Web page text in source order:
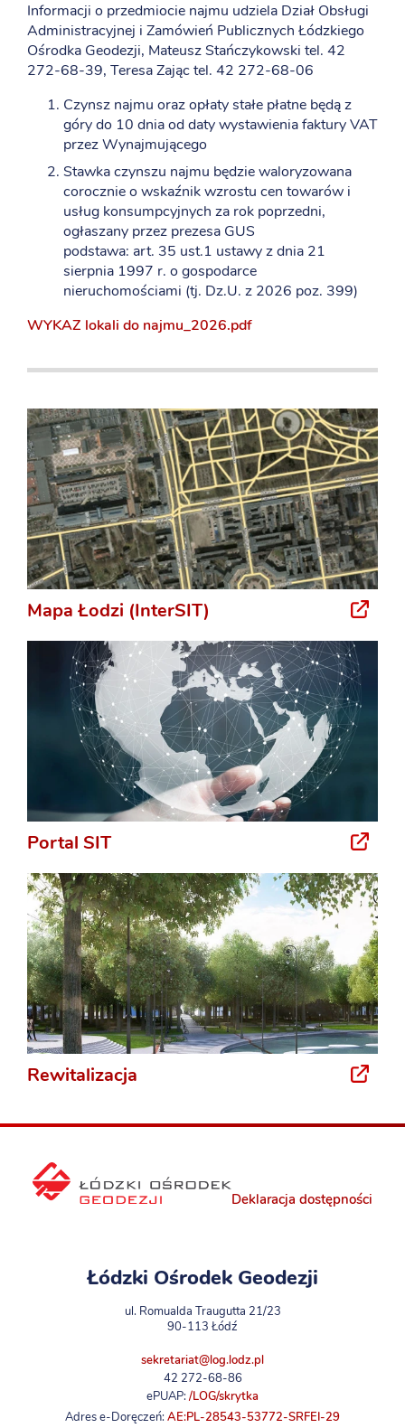
Informacji o przedmiocie najmu udziela Dział Obsługi
Administracyjnej i Zamówień Publicznych Łódzkiego
Ośrodka Geodezji, Mateusz Stańczykowski tel. 42
272-68-39, Teresa Zając tel. 42 272-68-06
Czynsz najmu oraz opłaty stałe płatne będą z
góry do 10 dnia od daty wystawienia faktury VAT
przez Wynajmującego
Stawka czynszu najmu będzie waloryzowana
corocznie o wskaźnik wzrostu cen towarów i
usług konsumpcyjnych za rok poprzedni,
ogłaszany przez prezesa GUS
podstawa: art. 35 ust.1 ustawy z dnia 21
sierpnia 1997 r. o gospodarce
nieruchomościami (tj. Dz.U. z 2026 poz. 399)
WYKAZ lokali do najmu_2026.pdf
Mapa Łodzi (InterSIT)
Portal SIT
Rewitalizacja
Deklaracja dostępności
Łódzki Ośrodek Geodezji
ul. Romualda Traugutta 21/23
90-113 Łódź
sekretariat@log.lodz.pl
42 272-68-86
ePUAP: /LOG/skrytka
Adres e-Doręczeń: AE:PL-28543-53772-SRFEI-29